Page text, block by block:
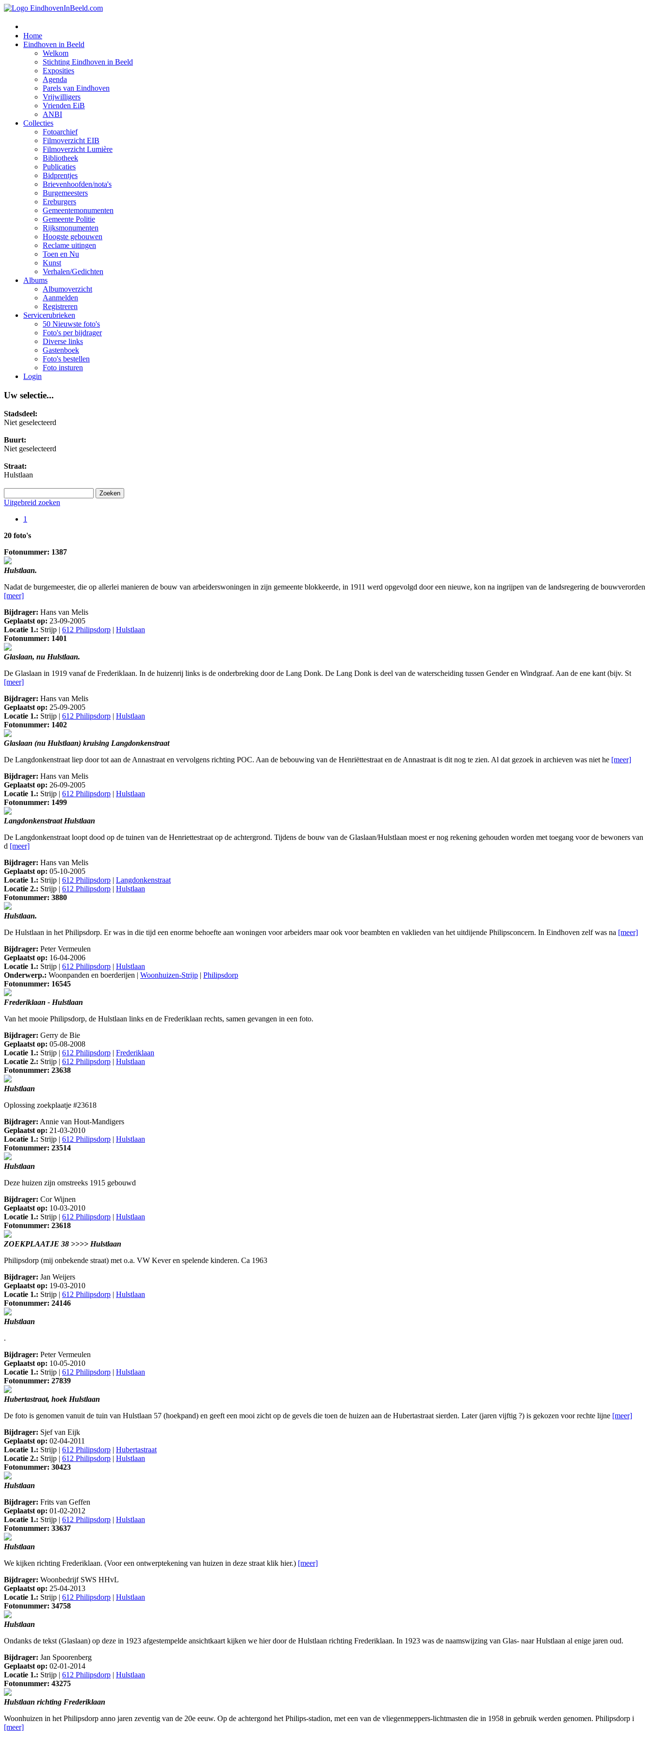
Home
Eindhoven in Beeld
Welkom
Stichting Eindhoven in Beeld
Exposities
Agenda
Parels van Eindhoven
Vrijwilligers
Vrienden EiB
ANBI
Collecties
Fotoarchief
Filmoverzicht EIB
Filmoverzicht Lumière
Bibliotheek
Publicaties
Bidprentjes
Brievenhoofden/nota's
Burgemeesters
Ereburgers
Gemeentemonumenten
Gemeente Politie
Rijksmonumenten
Hoogste gebouwen
Reclame uitingen
Toen en Nu
Kunst
Verhalen/Gedichten
Albums
Albumoverzicht
Aanmelden
Registreren
Servicerubrieken
50 Nieuwste foto's
Foto's per bijdrager
Diverse links
Gastenboek
Foto's bestellen
Foto insturen
Login
Uw selectie...
Stadsdeel:
Niet geselecteerd
Buurt:
Niet geselecteerd
Straat:
Hulstlaan
Uitgebreid zoeken
1
20 foto's
Fotonummer: 1387
Hulstlaan.
Nadat de burgemeester, die op allerlei manieren de bouw van arbeiderswoningen in zijn gemeente blokkeerde, in 1911 werd opgevolgd door een nieuwe, kon na ingrijpen van de landsregering de bouwverorden
[meer]
Bijdrager: Hans van Melis
Geplaatst op: 23-09-2005
Locatie 1.: Strijp | 612 Philipsdorp | Hulstlaan
Fotonummer: 1401
Glaslaan, nu Hulstlaan.
De Glaslaan in 1919 vanaf de Frederiklaan. In de huizenrij links is de onderbreking door de Lang Donk. De Lang Donk is deel van de waterscheiding tussen Gender en Windgraaf. Aan de ene kant (bijv. St
[meer]
Bijdrager: Hans van Melis
Geplaatst op: 25-09-2005
Locatie 1.: Strijp | 612 Philipsdorp | Hulstlaan
Fotonummer: 1402
Glaslaan (nu Hulstlaan) kruising Langdonkenstraat
De Langdonkenstraat liep door tot aan de Annastraat en vervolgens richting POC. Aan de bebouwing van de Henriëttestraat en de Annastraat is dit nog te zien. Al dat gezoek in archieven was niet he [meer]
Bijdrager: Hans van Melis
Geplaatst op: 26-09-2005
Locatie 1.: Strijp | 612 Philipsdorp | Hulstlaan
Fotonummer: 1499
Langdonkenstraat Hulstlaan
De Langdonkenstraat loopt dood op de tuinen van de Henriettestraat op de achtergrond. Tijdens de bouw van de Glaslaan/Hulstlaan moest er nog rekening gehouden worden met toegang voor de bewoners van
d [meer]
Bijdrager: Hans van Melis
Geplaatst op: 05-10-2005
Locatie 1.: Strijp | 612 Philipsdorp | Langdonkenstraat
Locatie 2.: Strijp | 612 Philipsdorp | Hulstlaan
Fotonummer: 3880
Hulstlaan.
De Hulstlaan in het Philipsdorp. Er was in die tijd een enorme behoefte aan woningen voor arbeiders maar ook voor beambten en vaklieden van het uitdijende Philipsconcern. In Eindhoven zelf was na [meer]
Bijdrager: Peter Vermeulen
Geplaatst op: 16-04-2006
Locatie 1.: Strijp | 612 Philipsdorp | Hulstlaan
Onderwerp.: Woonpanden en boerderijen | Woonhuizen-Strijp | Philipsdorp
Fotonummer: 16545
Frederiklaan - Hulstlaan
Van het mooie Philipsdorp, de Hulstlaan links en de Frederiklaan rechts, samen gevangen in een foto.
Bijdrager: Gerry de Bie
Geplaatst op: 05-08-2008
Locatie 1.: Strijp | 612 Philipsdorp | Frederiklaan
Locatie 2.: Strijp | 612 Philipsdorp | Hulstlaan
Fotonummer: 23638
Hulstlaan
Oplossing zoekplaatje #23618
Bijdrager: Annie van Hout-Mandigers
Geplaatst op: 21-03-2010
Locatie 1.: Strijp | 612 Philipsdorp | Hulstlaan
Fotonummer: 23514
Hulstlaan
Deze huizen zijn omstreeks 1915 gebouwd
Bijdrager: Cor Wijnen
Geplaatst op: 10-03-2010
Locatie 1.: Strijp | 612 Philipsdorp | Hulstlaan
Fotonummer: 23618
ZOEKPLAATJE 38 >>>> Hulstlaan
Philipsdorp (mij onbekende straat) met o.a. VW Kever en spelende kinderen. Ca 1963
Bijdrager: Jan Weijers
Geplaatst op: 19-03-2010
Locatie 1.: Strijp | 612 Philipsdorp | Hulstlaan
Fotonummer: 24146
Hulstlaan
.
Bijdrager: Peter Vermeulen
Geplaatst op: 10-05-2010
Locatie 1.: Strijp | 612 Philipsdorp | Hulstlaan
Fotonummer: 27839
Hubertastraat, hoek Hulstlaan
De foto is genomen vanuit de tuin van Hulstlaan 57 (hoekpand) en geeft een mooi zicht op de gevels die toen de huizen aan de Hubertastraat sierden. Later (jaren vijftig ?) is gekozen voor rechte lijne [meer]
Bijdrager: Sjef van Eijk
Geplaatst op: 02-04-2011
Locatie 1.: Strijp | 612 Philipsdorp | Hubertastraat
Locatie 2.: Strijp | 612 Philipsdorp | Hulstlaan
Fotonummer: 30423
Hulstlaan
Bijdrager: Frits van Geffen
Geplaatst op: 01-02-2012
Locatie 1.: Strijp | 612 Philipsdorp | Hulstlaan
Fotonummer: 33637
Hulstlaan
We kijken richting Frederiklaan. (Voor een ontwerptekening van huizen in deze straat klik hier.) [meer]
Bijdrager: Woonbedrijf SWS HHvL
Geplaatst op: 25-04-2013
Locatie 1.: Strijp | 612 Philipsdorp | Hulstlaan
Fotonummer: 34758
Hulstlaan
Ondanks de tekst (Glaslaan) op deze in 1923 afgestempelde ansichtkaart kijken we hier door de Hulstlaan richting Frederiklaan. In 1923 was de naamswijzing van Glas- naar Hulstlaan al enige jaren oud.
Bijdrager: Jan Spoorenberg
Geplaatst op: 02-01-2014
Locatie 1.: Strijp | 612 Philipsdorp | Hulstlaan
Fotonummer: 43275
Hulstlaan richting Frederiklaan
Woonhuizen in het Philipsdorp anno jaren zeventig van de 20e eeuw. Op de achtergond het Philips-stadion, met een van de vliegenmeppers-lichtmasten die in 1958 in gebruik werden genomen. Philipsdorp i
[meer]